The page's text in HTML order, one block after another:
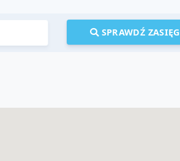
SPRAWDŹ ZASIĘG